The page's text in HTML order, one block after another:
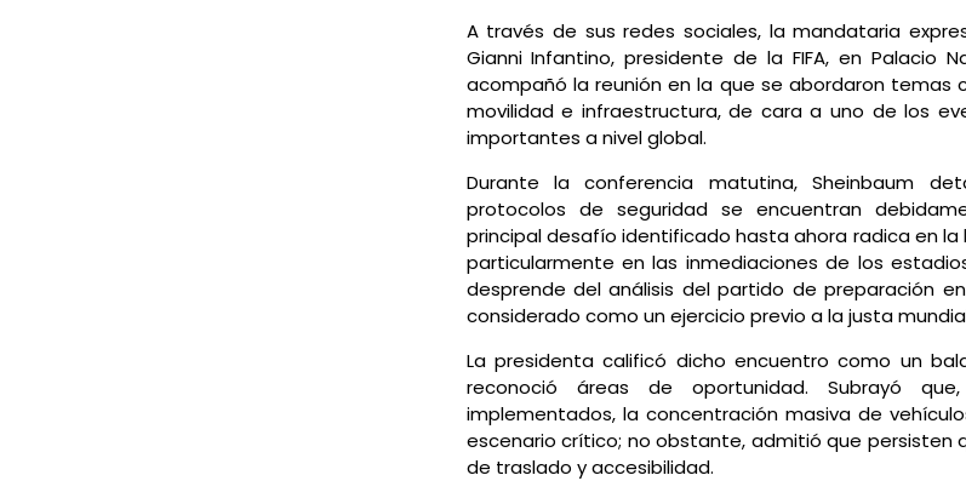
A través de sus redes sociales, la mandataria
Gianni Infantino, presidente de la FIFA, en Palacio
acompañó la reunión en la que se abordaron temas
movilidad e infraestructura, de cara a uno de los
importantes a nivel global.
Durante la conferencia matutina, Sheinbaum
protocolos de seguridad se encuentran
principal desafío identificado hasta ahora radica en
particularmente en las inmediaciones de los
desprende del análisis del partido de preparación
considerado como un ejercicio previo a la justa
La presidenta calificó dicho encuentro como un
reconoció áreas de oportunidad. Subrayó
implementados, la concentración masiva de
escenario crítico; no obstante, admitió que persisten
de traslado y accesibilidad.